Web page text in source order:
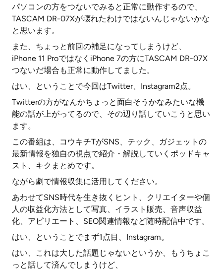
パソコンの方をつないでみると正常に動作するので、
TASCAM DR-07Xが壊れたわけではないんじゃないかな
と思います。
また、ちょっと前回の補足になってしまうけど、
iPhone 11 ProではなくiPhone 7の方にTASCAM DR-07X
つないだ場合も正常に動作してました。
はい、ということで今回はTwitter、Instagram2点。
Twitterの方がなんかちょっと面白そうかなみたいな機
能の話が上がってるので、その辺り話していこうと思い
ます。
この番組は、コウキチTがSNS、テック、ガジェットの
最新情報を独自の視点で紹介・解説していくポッドキャ
スト、キクまとめです。
ながら劇で情報収集に活用してください。
あわせてSNS時代を生き抜くヒント、クリエイターや個
人の収益化方法として写真、イラスト販売、音声収益
化、アピリエート、SEO関連情報など随時配信中です。
はい、ということでまず1点目、Instagram。
はい、これは大した話題じゃないというか、もうちょこ
っと話して済んでしまうけど、